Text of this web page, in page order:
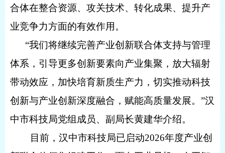
合体在整合资源、攻关技术、转化成果、提升产
业竞争力方面的有效作用。
“我们将继续完善产业创新联合体支持与管理
体系，引导更多创新要素向产业集聚，放大辐射
带动效应，加快培育新质生产力，切实推动科技
创新与产业创新深度融合，赋能高质量发展。”汉
中市科技局党组成员、副局长黄建华介绍。
目前，汉中市科技局已启动2026年度产业创